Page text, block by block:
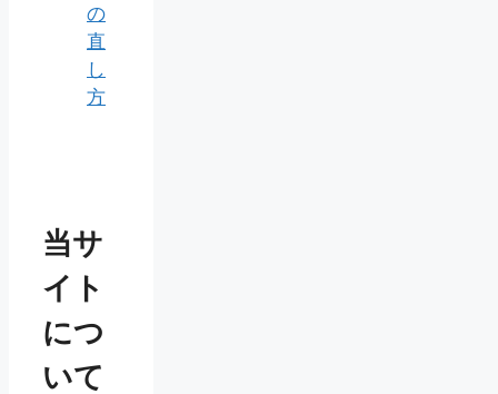
の
直
し
方
当サ
イト
につ
いて